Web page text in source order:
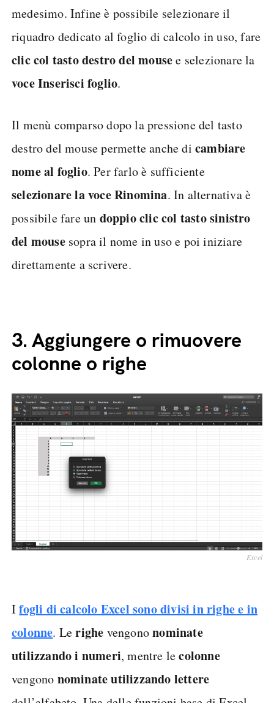
medesimo. Infine è possibile selezionare il
riquadro dedicato al foglio di calcolo in uso, fare
clic col tasto destro del mousee selezionare la
voce Inserisci foglio.
Il menù comparso dopo la pressione del tasto
destro del mouse permette anche di cambiare
nome al foglio. Per farlo è sufficiente
selezionare la voce Rinomina. In alternativa è
possibile fare un doppio clic col tasto sinistro
del mousesopra il nome in uso e poi iniziare
direttamente a scrivere.
3. Aggiungere o rimuovere
colonne o righe
Excel
Ifogli di calcolo Excel sono divisi in righe e in
colonne. Lerighe vengononominate
utilizzando i numeri, mentre lecolonne
vengono nominate utilizzando lettere